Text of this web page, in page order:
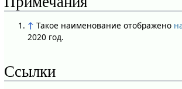
↑ Такое наименование отображено
2020 год.
Ссылки